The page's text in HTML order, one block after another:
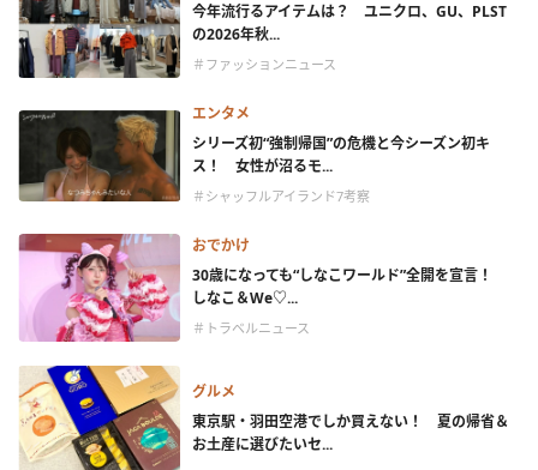
今年流行るアイテムは？ ユニクロ、GU、PLST
の2026年秋...
＃ファッションニュース
エンタメ
シリーズ初“強制帰国”の危機と今シーズン初キ
ス！ 女性が沼るモ...
＃シャッフルアイランド7考察
おでかけ
30歳になっても“しなこワールド”全開を宣言！
しなこ＆We♡...
＃トラベルニュース
グルメ
東京駅・羽田空港でしか買えない！ 夏の帰省＆
お土産に選びたいセ...